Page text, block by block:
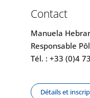
Contact
Manuela
Responsable
Tél. : +33 (0)4
Détails et